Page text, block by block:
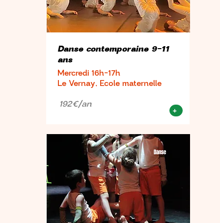
Danse contemporaine 9-11
ans
Mercredi 16h-17h
Le Vernay, Ecole maternelle
192€/an +
Danse